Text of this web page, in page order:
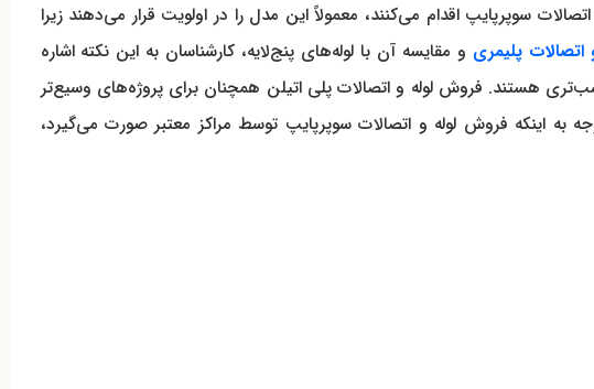
سوپرپایپ اقدام می‌کنند، معمولاً این مدل را در اولویت قرار می‌دهند زیرا
اتصالات پلیمری و مقایسه آن با لوله‌های پنج‌لایه، کارشناسان به این نکته اشاره
هستند. فروش لوله و اتصالات پلی اتیلن همچنان برای پروژه‌های وسیع‌تر
به اینکه فروش لوله و اتصالات سوپرپایپ توسط مراکز معتبر صورت می‌گیرد،